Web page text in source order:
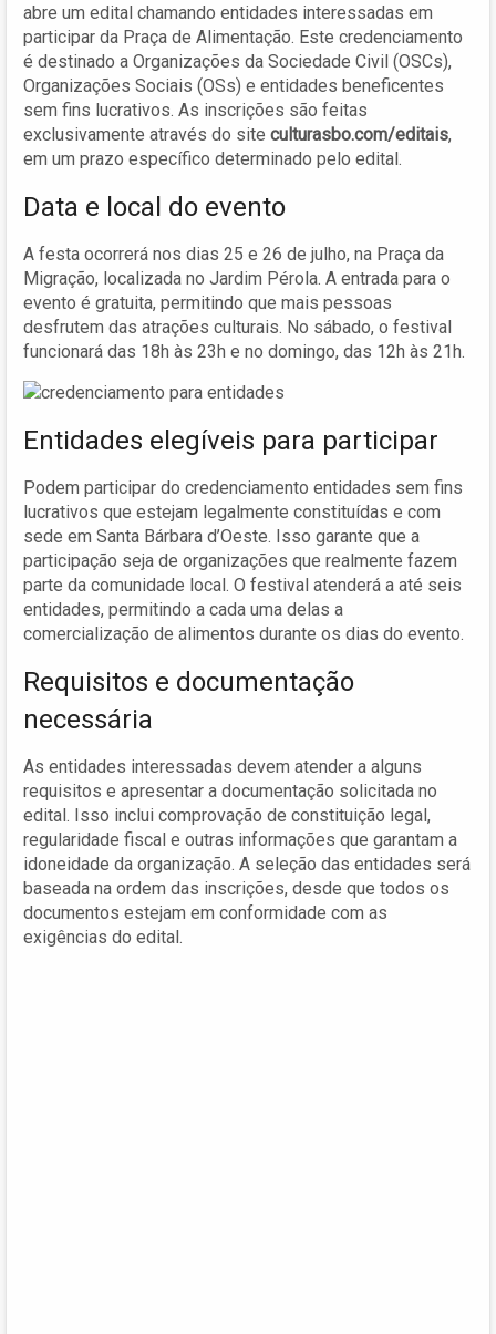
abre um edital chamando entidades interessadas em
participar da Praça de Alimentação. Este credenciamento
é destinado a Organizações da Sociedade Civil (OSCs),
Organizações Sociais (OSs) e entidades beneficentes
sem fins lucrativos. As inscrições são feitas
exclusivamente através do site culturasbo.com/editais,
em um prazo específico determinado pelo edital.
Data e local do evento
A festa ocorrerá nos dias 25 e 26 de julho, na Praça da
Migração, localizada no Jardim Pérola. A entrada para o
evento é gratuita, permitindo que mais pessoas
desfrutem das atrações culturais. No sábado, o festival
funcionará das 18h às 23h e no domingo, das 12h às 21h.
Entidades elegíveis para participar
Podem participar do credenciamento entidades sem fins
lucrativos que estejam legalmente constituídas e com
sede em Santa Bárbara d’Oeste. Isso garante que a
participação seja de organizações que realmente fazem
parte da comunidade local. O festival atenderá a até seis
entidades, permitindo a cada uma delas a
comercialização de alimentos durante os dias do evento.
Requisitos e documentação
necessária
As entidades interessadas devem atender a alguns
requisitos e apresentar a documentação solicitada no
edital. Isso inclui comprovação de constituição legal,
regularidade fiscal e outras informações que garantam a
idoneidade da organização. A seleção das entidades será
baseada na ordem das inscrições, desde que todos os
documentos estejam em conformidade com as
exigências do edital.